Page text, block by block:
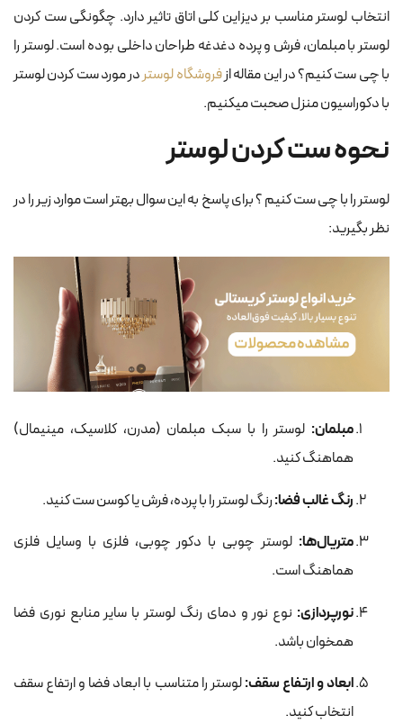
انتخاب لوستر مناسب بر دیزاین کلی اتاق تاثیر دارد. چگونگی ست کردن
لوستر با مبلمان، فرش و پرده دغدغه‌ طراحان داخلی بوده است. لوستر را
با چی ست کنیم؟ در این مقاله ازفروشگاه لوستر در مورد ست کردن لوستر
با دکوراسیون منزل صحبت میکنیم.
نحوه ست کردن لوستر
لوستر را با چی ست کنیم ؟ برای پاسخ به این سوال بهتر است موارد زیر را در
نظر بگیرید:
مبلمان: لوستر را با سبک مبلمان (مدرن، کلاسیک، مینیمال)
هماهنگ کنید.
رنگ غالب فضا:رنگ لوستر را با پرده، فرش یا کوسن ست کنید.
متریال‌ها: لوستر چوبی با دکور چوبی، فلزی با وسایل فلزی
هماهنگ است.
نورپردازی: نوع نور و دمای رنگ لوستر با سایر منابع نوری فضا
همخوان باشد.
ابعاد و ارتفاع سقف:لوستر را متناسب با ابعاد فضا و ارتفاع سقف
انتخاب کنید.